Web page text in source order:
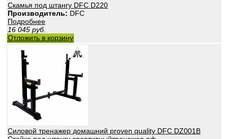
Скамья под штангу DFC D220
Производитель: DFC
Подробнее
16 045 руб.
Отложить в корзину
Силовой тренажер домашний proven quality DFC DZ001B